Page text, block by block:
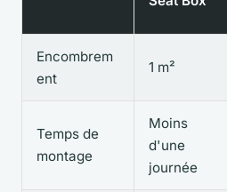
Encombrem
ent
1 m²
Temps de
montage
Moins
d'une
journée